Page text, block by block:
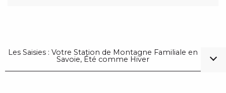
Les Saisies : Votre Station de Montagne Familiale en
Savoie, Été comme Hiver